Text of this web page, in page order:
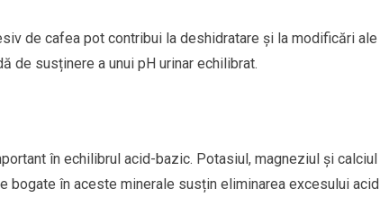
de cafea pot contribui la deshidratare și la modificări ale
de susținere a unui pH urinar echilibrat.
în echilibrul acid-bazic. Potasiul, magneziul și calciul
bogate în aceste minerale susțin eliminarea excesului acid